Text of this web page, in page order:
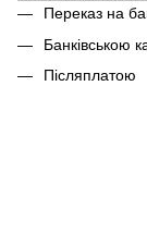
Переказ на
Банківською
Післяплатою